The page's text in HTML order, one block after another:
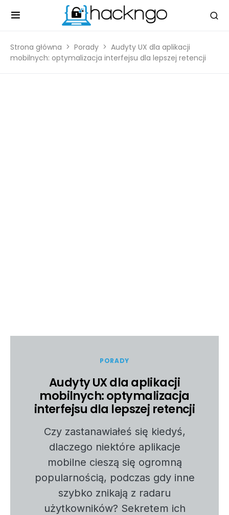
Strona główna Porady
Audyty UX dla aplikacji
mobilnych: optymalizacja interfejsu dla lepszej retencji
PORADY
Audyty UX dla aplikacji
mobilnych: optymalizacja
interfejsu dla lepszej retencji
Czy zastanawiałeś się kiedyś,
dlaczego niektóre aplikacje
mobilne cieszą się ogromną
popularnością, podczas gdy inne
szybko znikają z radaru
użytkowników? Sekretem ich